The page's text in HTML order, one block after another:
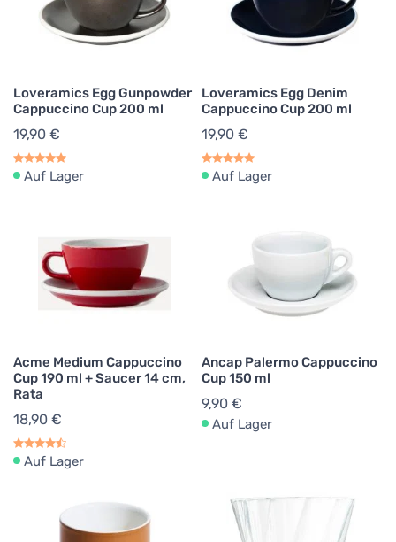
Loveramics Egg Gunpowder
Cappuccino Cup 200 ml
19,90 €
Auf Lager
Loveramics Egg Denim
Cappuccino Cup 200 ml
19,90 €
Auf Lager
Acme Medium Cappuccino
Cup 190 ml + Saucer 14 cm,
Rata
18,90 €
Auf Lager
Ancap Palermo Cappuccino
Cup 150 ml
9,90 €
Auf Lager